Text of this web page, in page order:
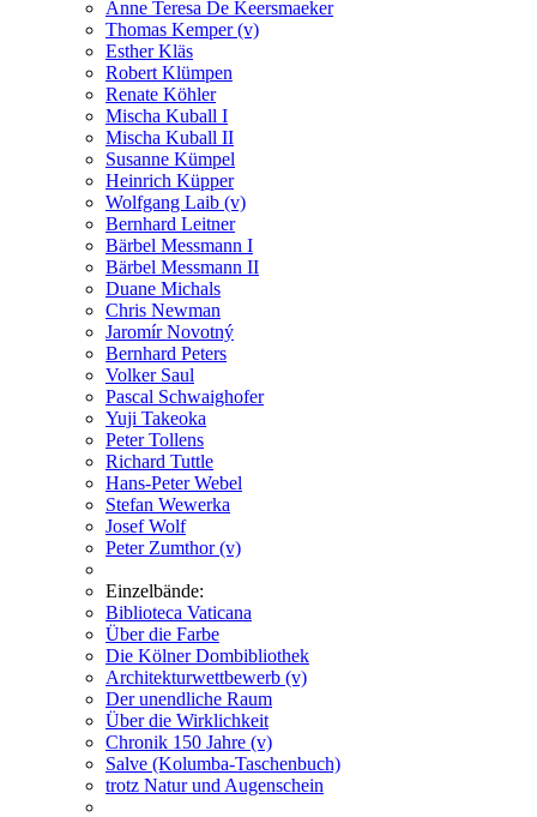
Anne Teresa De Keersmaeker
Thomas Kemper (v)
Esther Kläs
Robert Klümpen
Renate Köhler
Mischa Kuball I
Mischa Kuball II
Susanne Kümpel
Heinrich Küpper
Wolfgang Laib (v)
Bernhard Leitner
Bärbel Messmann I
Bärbel Messmann II
Duane Michals
Chris Newman
Jaromír Novotný
Bernhard Peters
Volker Saul
Pascal Schwaighofer
Yuji Takeoka
Peter Tollens
Richard Tuttle
Hans-Peter Webel
Stefan Wewerka
Josef Wolf
Peter Zumthor (v)
Einzelbände:
Biblioteca Vaticana
Über die Farbe
Die Kölner Dombibliothek
Architekturwettbewerb (v)
Der unendliche Raum
Über die Wirklichkeit
Chronik 150 Jahre (v)
Salve (Kolumba-Taschenbuch)
trotz Natur und Augenschein